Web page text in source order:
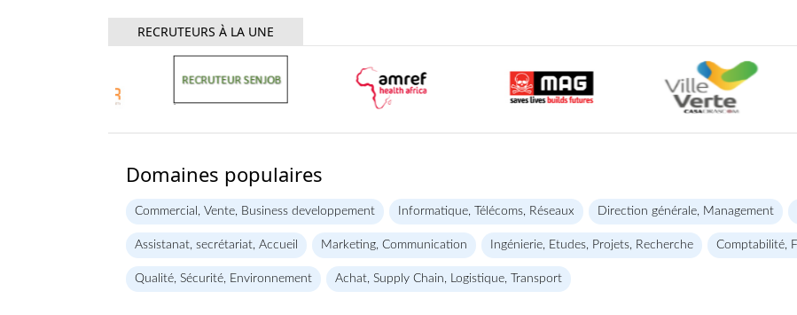
RECRUTEURS À LA UNE
Domaines populaires
Commercial, Vente, Business developpement Informatique, Télécoms, Réseaux Direction générale, Management
Assistanat, secrétariat, Accueil Marketing, Communication Ingénierie, Etudes, Projets, Recherche Comptabilité,
Qualité, Sécurité, Environnement Achat, Supply Chain, Logistique, Transport